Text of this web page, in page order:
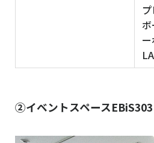
②イベントスペースEBiS303